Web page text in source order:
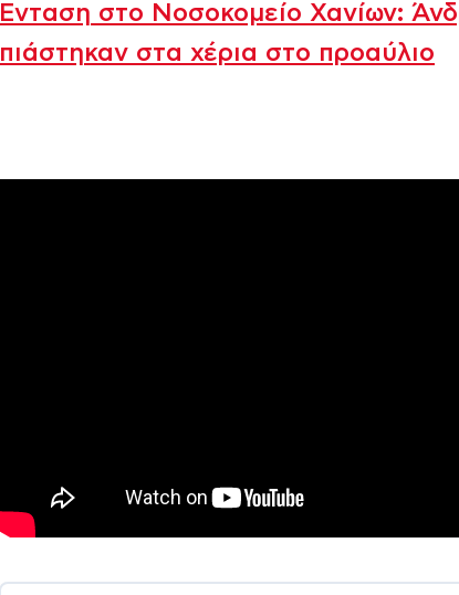
Ένταση στο Νοσοκομείο Χανίων:
πιάστηκαν στα χέρια στο προαύλιο